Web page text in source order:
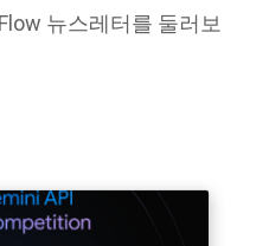
뉴스레터를 둘러보